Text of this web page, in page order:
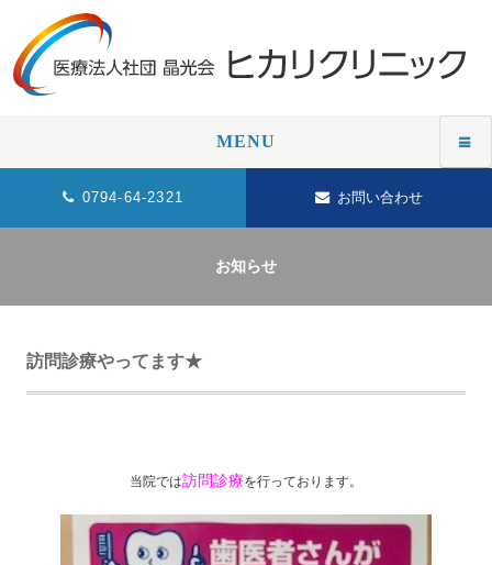
MENU
0794-64-2321 お問い合わせ
お知らせ
訪問診療やってます★
当院では訪問診療を行っております。